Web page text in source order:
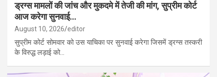
ड्रग्स मामलों की जांच और मुकदमे में तेजी की मांग, सुप्रीम कोर्ट
आज करेगा सुनवाई…
August 10, 2026 editor
सुप्रीम कोर्ट सोमवार को उस याचिका पर सुनवाई करेगा जिसमें ड्रग्स तस्करी
के विरुद्ध लड़ाई को…